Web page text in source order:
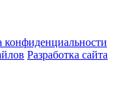
конфиденциальности
Разработка сайта